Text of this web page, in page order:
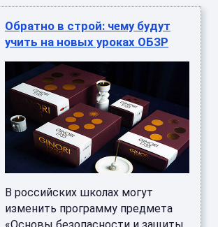
Обратно в строй: чему будут
учить на новых уроках ОБЗР
В российских школах могут
изменить программу предмета